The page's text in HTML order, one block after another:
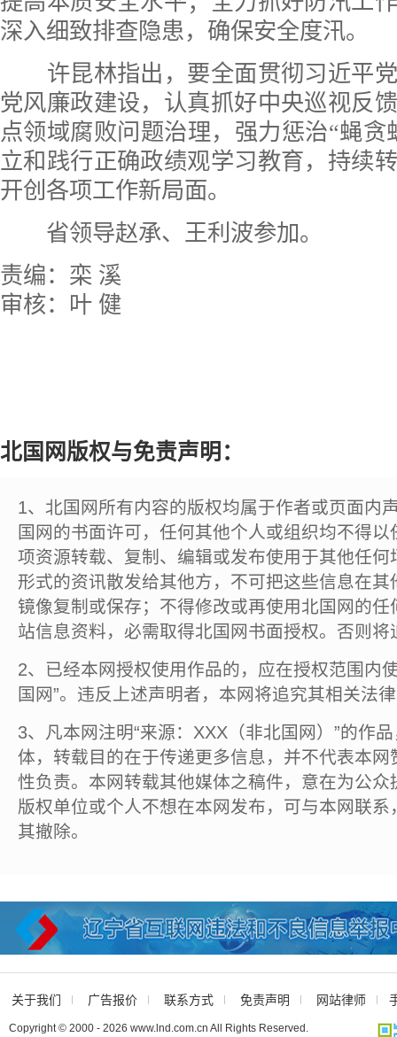
深入细致排查隐患，确保安全度汛。
许昆林指出，要全面贯彻习近平党
党风廉政建设，认真抓好中央巡视反
点领域腐败问题治理，强力惩治“蝇贪
立和践行正确政绩观学习教育，持续
开创各项工作新局面。
省领导赵承、王利波参加。
责编：栾 溪
审核：叶 健
北国网版权与免责声明：
1、北国网所有内容的版权均属于作者或页面内
国网的书面许可，任何其他个人或组织均不得
项资源转载、复制、编辑或发布使用于其他任
形式的资讯散发给其他方，不可把这些信息在
镜像复制或保存；不得修改或再使用北国网的
站信息资料，必需取得北国网书面授权。否则将
2、已经本网授权使用作品的，应在授权范围内
国网”。违反上述声明者，本网将追究其相关法
3、凡本网注明“来源：XXX（非北国网）”的作
体，转载目的在于传递更多信息，并不代表本
性负责。本网转载其他媒体之稿件，意在为公
版权单位或个人不想在本网发布，可与本网联
其撤除。
关于我们 广告报价 联系方式 免责声明 网站律师
Copyright © 2000 - 2026 www.lnd.com.cn All Rights Reserved.